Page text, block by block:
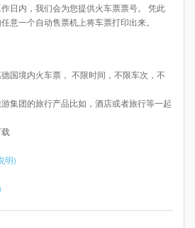
日内，我们会为您提供火车票票号。 凭此
意一个自动售票机上将车票打印出来。
国境内火车票， 不限时间，不限车次，不
集团的旅行产品比如，酒店或者旅行等一起
明)